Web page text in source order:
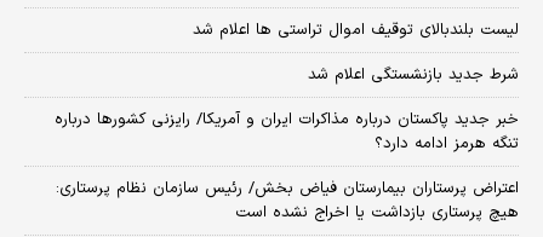
لیست بلندبالای توقیف اموال تراستی ها اعلام شد
شرط جدید بازنشستگی اعلام شد
خبر جدید پاکستان درباره مذاکرات ایران و آمریکا/ رایزنی کشورها درباره
تنگه هرمز ادامه دارد؟
اعتراض پرستاران بیمارستان فیاض بخش/ رئیس سازمان نظام پرستاری:
هیچ پرستاری بازداشت یا اخراج نشده است